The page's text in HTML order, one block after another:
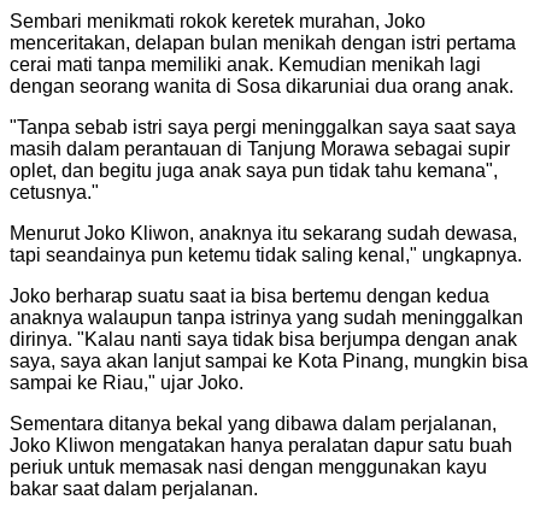
Sembari menikmati rokok keretek murahan, Joko
menceritakan, delapan bulan menikah dengan istri pertama
cerai mati tanpa memiliki anak. Kemudian menikah lagi
dengan seorang wanita di Sosa dikaruniai dua orang anak.
"Tanpa sebab istri saya pergi meninggalkan saya saat saya
masih dalam perantauan di Tanjung Morawa sebagai supir
oplet, dan begitu juga anak saya pun tidak tahu kemana",
cetusnya."
Menurut Joko Kliwon, anaknya itu sekarang sudah dewasa,
tapi seandainya pun ketemu tidak saling kenal," ungkapnya.
Joko berharap suatu saat ia bisa bertemu dengan kedua
anaknya walaupun tanpa istrinya yang sudah meninggalkan
dirinya. "Kalau nanti saya tidak bisa berjumpa dengan anak
saya, saya akan lanjut sampai ke Kota Pinang, mungkin bisa
sampai ke Riau," ujar Joko.
Sementara ditanya bekal yang dibawa dalam perjalanan,
Joko Kliwon mengatakan hanya peralatan dapur satu buah
periuk untuk memasak nasi dengan menggunakan kayu
bakar saat dalam perjalanan.